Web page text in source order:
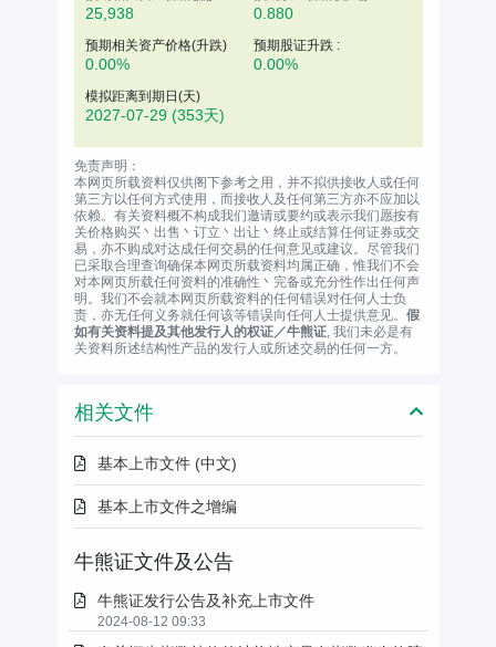
25,938 0.880
预期相关资产价格(升跌)
0.00%
预期股证升跌 :
0.00%
模拟距离到期日(天)
2027-07-29 (353天)
免责声明：
本网页所载资料仅供阁下参考之用，并不拟供接收人或任何
第三方以任何方式使用，而接收人及任何第三方亦不应加以
依赖。有关资料概不构成我们邀请或要约或表示我们愿按有
关价格购买丶出售丶订立丶出让丶终止或结算任何证券或交
易，亦不购成对达成任何交易的任何意见或建议。尽管我们
已采取合理查询确保本网页所载资料均属正确，惟我们不会
对本网页所载任何资料的准确性丶完备或充分性作出任何声
明。我们不会就本网页所载资料的任何错误对任何人士负
责，亦无任何义务就任何该等错误向任何人士提供意见。 假
如有关资料提及其他发行人的权证／牛熊证, 我们未必是有
关资料所述结构性产品的发行人或所述交易的任何一方。
相关文件
基本上市文件 (中文)
基本上市文件之增编
牛熊证文件及公告
牛熊证发行公告及补充上市文件
2024-08-12 09:33